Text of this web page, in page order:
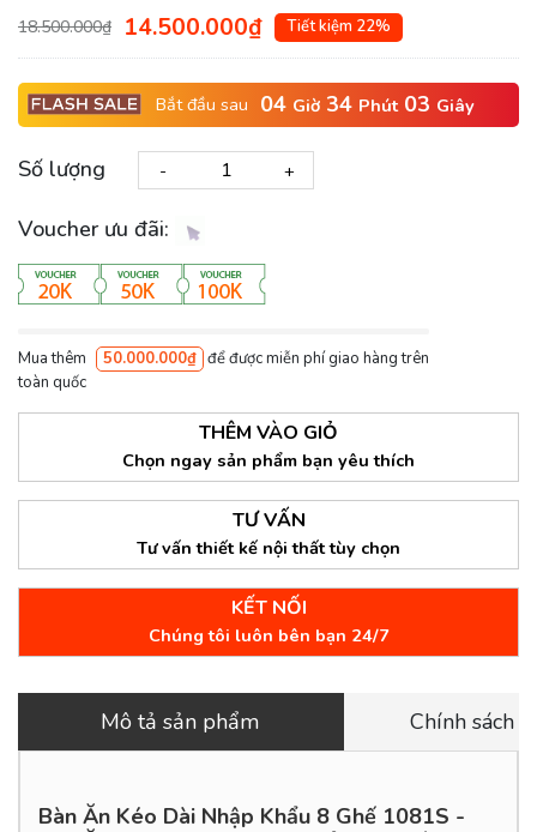
18.500.000₫ 14.500.000₫ Tiết kiệm 22%
Bắt đầu sau 04 Giờ 34 Phút 02 Giây
Số lượng - +
Voucher ưu đãi:
Mua thêm 50.000.000₫ để được miễn phí giao hàng trên
toàn quốc
THÊM VÀO GIỎ
Chọn ngay sản phẩm bạn yêu thích
TƯ VẤN
Tư vấn thiết kế nội thất tùy chọn
KẾT NỐI
Chúng tôi luôn bên bạn 24/7
Mô tả sản phẩm Chính sách
Bàn Ăn Kéo Dài Nhập Khẩu 8 Ghế 1081S -